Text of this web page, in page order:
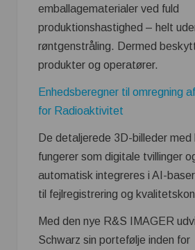
emballagematerialer ved fuld
produktionshastighed – helt
røntgenstråling. Dermed
produkter og operatører.
Enhedsberegner til omregning
for Radioaktivitet
De detaljerede 3D-billeder med
fungerer som digitale tvillinger
automatisk integreres i AI-
til fejlregistrering og
Med den nye R&S IMAGER
Schwarz sin portefølje inden for